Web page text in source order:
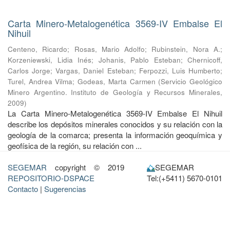
Carta Minero-Metalogenética 3569-IV Embalse El
Nihuil
Centeno, Ricardo; Rosas, Mario Adolfo; Rubinstein, Nora A.;
Korzeniewski, Lidia Inés; Johanis, Pablo Esteban; Chernicoff,
Carlos Jorge;Vargas, Daniel Esteban; Ferpozzi, Luis Humberto;
Turel, Andrea Vilma;Godeas, Marta Carmen (Servicio Geológico
Minero Argentino. Instituto de Geología y Recursos Minerales,
2009)
La Carta Minero-Metalogenética 3569-IV Embalse El Nihuil
describe los depósitos minerales conocidos y su relación con la
geología de la comarca; presenta la información geoquímica y
geofísica de la región, su relación con ...
SEGEMAR copyright © 2019
REPOSITORIO-DSPACE
Contacto | Sugerencias
SEGEMAR
Tel:(+5411) 5670-0101